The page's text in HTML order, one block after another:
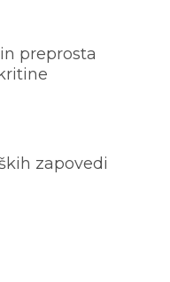
preprosta
zapovedi